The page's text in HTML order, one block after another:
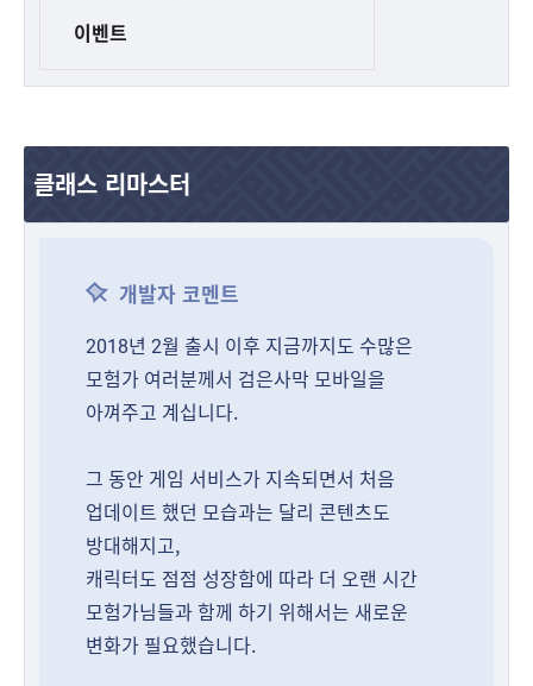
이벤트
클래스 리마스터
개발자 코멘트
2018년 2월 출시 이후 지금까지도 수많은
모험가 여러분께서 검은사막 모바일을
아껴주고 계십니다.
그 동안 게임 서비스가 지속되면서 처음
업데이트 했던 모습과는 달리 콘텐츠도
방대해지고,
캐릭터도 점점 성장함에 따라 더 오랜 시간
모험가님들과 함께 하기 위해서는 새로운
변화가 필요했습니다.